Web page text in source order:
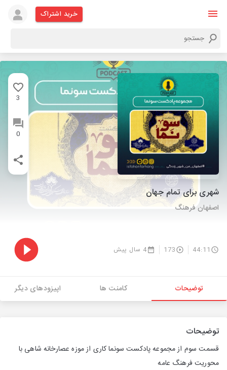
خرید اشتراک
3
0
شهری برای تمام جهان
اصفهان فرهنگ
44:11
173 4 سال پیش
توضیحات کامنت ها اپیزودهای دیگر
توضیحات
قسمت سوم از مجموعه پادکست سونما کاری از موزه عصارخانه شاهی با
محوریت فرهنگ عامه